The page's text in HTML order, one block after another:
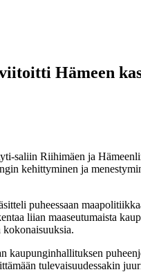
Hämeen
saliin Riihimäen ja
kehittyminen ja
puheessaan
liian maaseutumaista
kokonaisuuksia.
kaupunginhallituksen
tulevaisuudessakin